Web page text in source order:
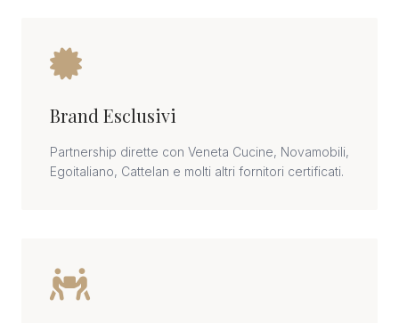
Brand Esclusivi
Partnership dirette con Veneta Cucine, Novamobili,
Egoitaliano, Cattelan e molti altri fornitori certificati.